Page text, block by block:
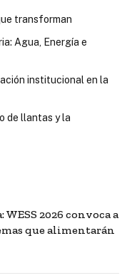
transforman
Agua, Energía e
institucional en la
de llantas y la
2026 convoca a
que alimentarán